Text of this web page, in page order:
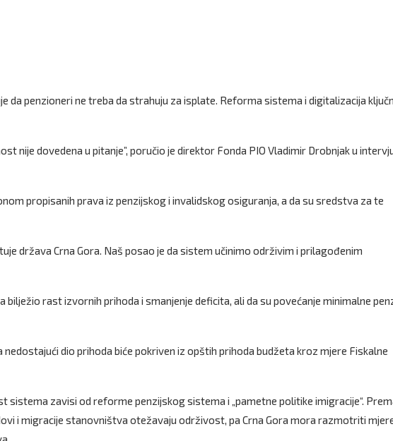
da penzioneri ne treba da strahuju za isplate. Reforma sistema i digitalizacija
nije dovedena u pitanje”, poručio je direktor Fonda PIO Vladimir Drobnjak u
propisanih prava iz penzijskog i invalidskog osiguranja, a da su sredstva za te
država Crna Gora. Naš posao je da sistem učinimo održivim i prilagođenim
bilježio rast izvornih prihoda i smanjenje deficita, ali da su povećanje minimalne
dio prihoda biće pokriven iz opštih prihoda budžeta kroz mjere Fiskalne
sistema zavisi od reforme penzijskog sistema i „pametne politike imigracije“.
i migracije stanovništva otežavaju održivost, pa Crna Gora mora razmotriti